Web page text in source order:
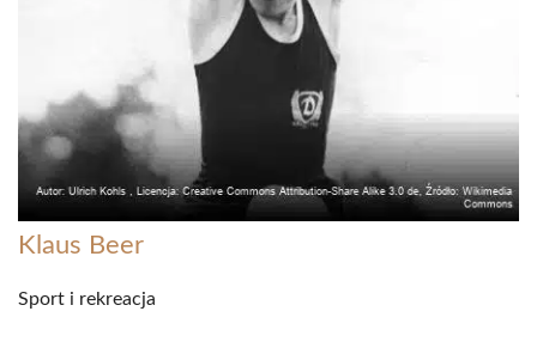
Klaus Beer
Sport i rekreacja